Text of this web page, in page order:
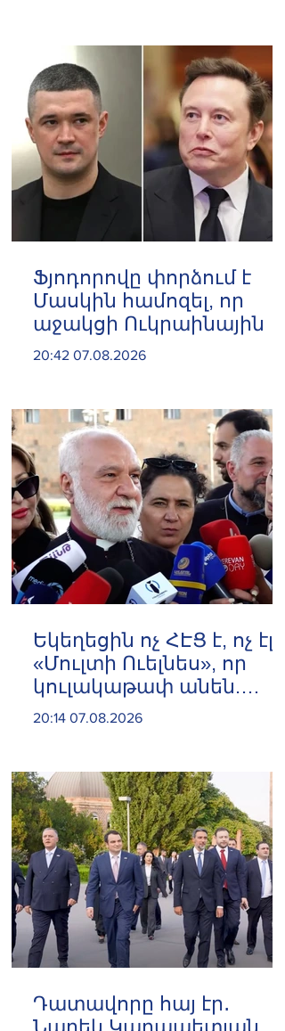
Ֆյոդորովը փորձում է
Մասկին համոզել, որ
աջակցի Ուկրաինային
20:42 07.08.2026
Եկեղեցին ոչ ՀԷՑ է, ոչ էլ
«Մուլտի Ուելնես», որ
կուլակաթափ անեն.
Նաթան արքեպիսկոպոս
20:14 07.08.2026
Դատավորը հայ էր․